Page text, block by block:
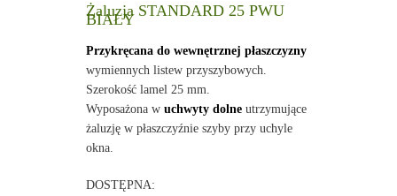
Żaluzja STANDARD 25 PWU
BIAŁY
Przykręcana do wewnętrznej płaszczyzny
wymiennych listew przyszybowych.
Szerokość lamel 25 mm.
Wyposażona w uchwyty dolneutrzymujące
żaluzję w płaszczyźnie szyby przy uchyle
okna.
DOSTĘPNA: